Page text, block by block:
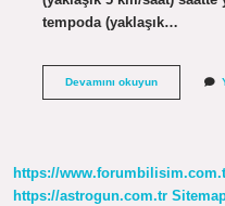
tempoda (yaklaşık…
Devamını okuyunKalori
https://
https://astrogun.com.tr